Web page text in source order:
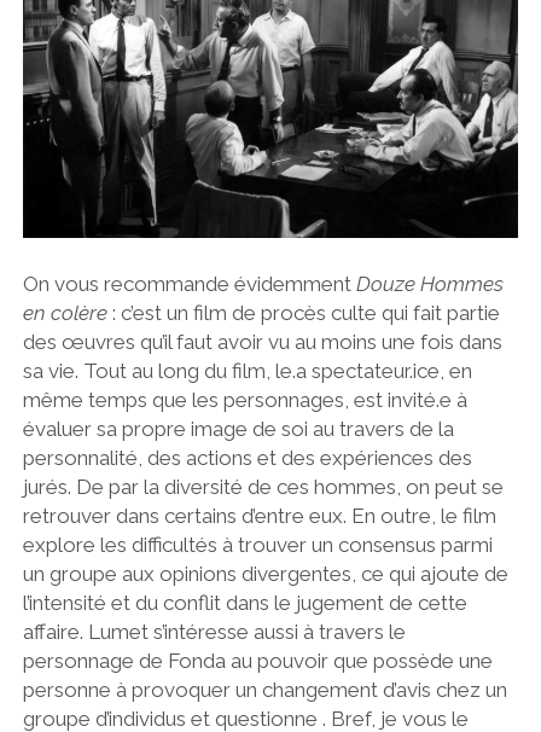
On vous recommande évidemment Douze Hommes
en colère : c’est un film de procès culte qui fait partie
des œuvres qu’il faut avoir vu au moins une fois dans
sa vie. Tout au long du film, le.a spectateur.ice, en
même temps que les personnages, est invité.e à
évaluer sa propre image de soi au travers de la
personnalité, des actions et des expériences des
jurés. De par la diversité de ces hommes, on peut se
retrouver dans certains d’entre eux. En outre, le film
explore les difficultés à trouver un consensus parmi
un groupe aux opinions divergentes, ce qui ajoute de
l’intensité et du conflit dans le jugement de cette
affaire. Lumet s’intéresse aussi à travers le
personnage de Fonda au pouvoir que possède une
personne à provoquer un changement d’avis chez un
groupe d’individus et questionne . Bref, je vous le